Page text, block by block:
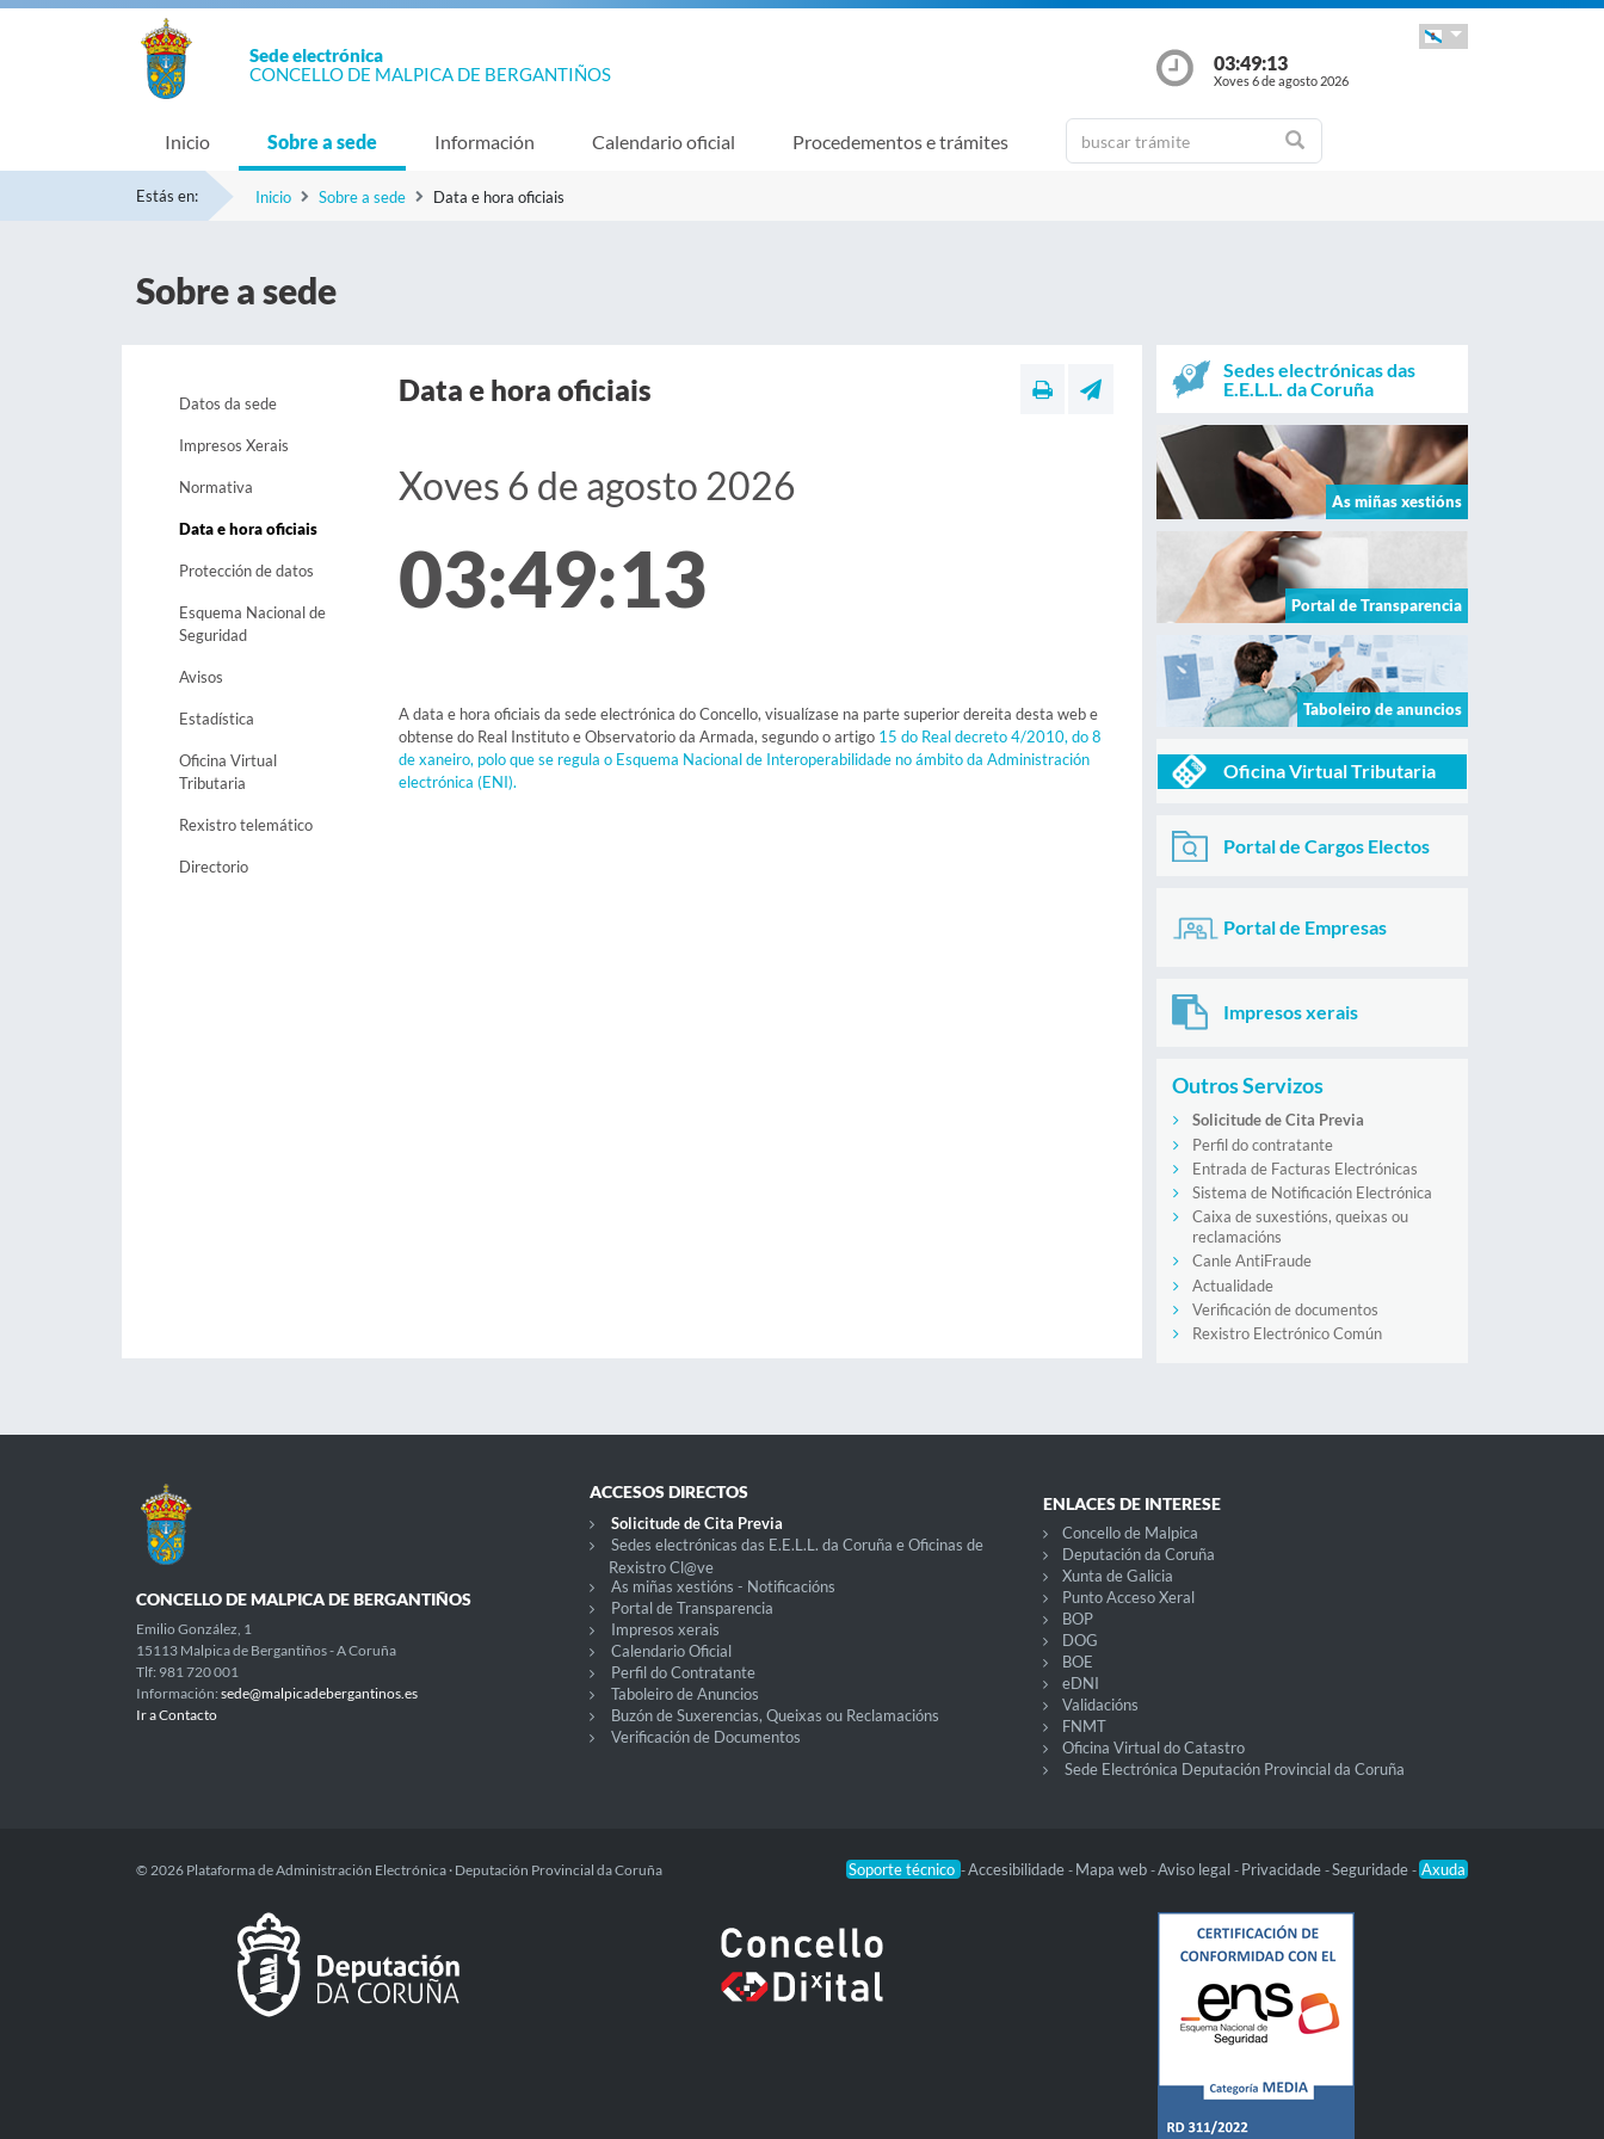
Sede electrónica
CONCELLO DE MALPICA DE BERGANTIÑOS
03:49:13
Xoves 6 de agosto 2026
Inicio Sobre a sede Información Calendario oficial Procedementos e trámites
Estás en: Inicio Sobre a sede Data e hora oficiais
Sobre a sede
Datos da sede
Impresos Xerais
Normativa
Data e hora oficiais
Protección de datos
Esquema Nacional de
Seguridad
Avisos
Estadística
Oficina Virtual
Tributaria
Rexistro telemático
Directorio
Data e hora oficiais
Xoves 6 de agosto 2026
03:49:13
A data e hora oficiais da sede electrónica do Concello, visualízase na parte superior dereita desta web e
obtense do Real Instituto e Observatorio da Armada, segundo o artigo 15 do Real decreto 4/2010, do 8
de xaneiro, polo que se regula o Esquema Nacional de Interoperabilidade no ámbito da Administración
electrónica (ENI).
Sedes electrónicas das
E.E.L.L. da Coruña
As miñas xestións
Portal de Transparencia
Taboleiro de anuncios
Oficina Virtual Tributaria
Portal de Cargos Electos
Portal de Empresas
Impresos xerais
Outros Servizos
Solicitude de Cita Previa
Perfil do contratante
Entrada de Facturas Electrónicas
Sistema de Notificación Electrónica
Caixa de suxestións, queixas ou
reclamacións
Canle AntiFraude
Actualidade
Verificación de documentos
Rexistro Electrónico Común
CONCELLO DE MALPICA DE BERGANTIÑOS
Emilio González, 1
15113 Malpica de Bergantiños - A Coruña
Tlf: 981 720 001
Información: sede@malpicadebergantinos.es
Ir a Contacto
ACCESOS DIRECTOS
Solicitude de Cita Previa
Sedes electrónicas das E.E.L.L. da Coruña e Oficinas de
Rexistro Cl@ve
As miñas xestións - Notificacións
Portal de Transparencia
Impresos xerais
Calendario Oficial
Perfil do Contratante
Taboleiro de Anuncios
Buzón de Suxerencias, Queixas ou Reclamacións
Verificación de Documentos
ENLACES DE INTERESE
Concello de Malpica
Deputación da Coruña
Xunta de Galicia
Punto Acceso Xeral
BOP
DOG
BOE
eDNI
Validacións
FNMT
Oficina Virtual do Catastro
Sede Electrónica Deputación Provincial da Coruña
Soporte técnico -Accesibilidade - Mapa web -Aviso legal - Privacidade -Seguridade - Axuda
© 2026 Plataforma de Administración Electrónica · Deputación Provincial da Coruña